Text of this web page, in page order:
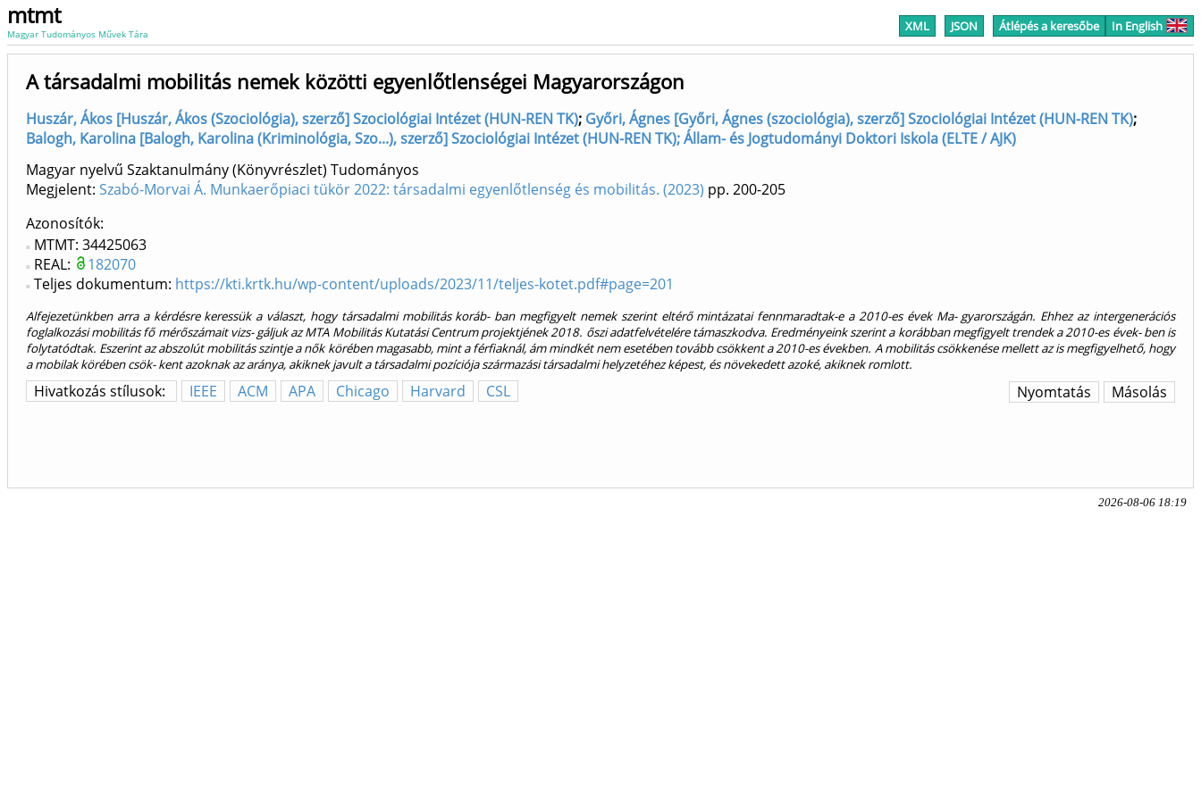
mtmt
Magyar Tudományos Művek Tára XML JSON Átlépés a keresőbe In English
A társadalmi mobilitás nemek közötti egyenlőtlenségei Magyarországon
Huszár, Ákos [Huszár, Ákos (Szociológia), szerző] Szociológiai Intézet (HUN-REN TK); Győri, Ágnes [Győri, Ágnes (szociológia), szerző] Szociológiai Intézet (HUN-REN TK);
Balogh, Karolina [Balogh, Karolina (Kriminológia, Szo...), szerző] Szociológiai Intézet (HUN-REN TK); Állam- és Jogtudományi Doktori Iskola (ELTE / AJK)
Magyar nyelvű Szaktanulmány (Könyvrészlet) Tudományos
Megjelent: Szabó-Morvai Á. Munkaerőpiaci tükör 2022: társadalmi egyenlőtlenség és mobilitás. (2023) pp. 200-205
Azonosítók
MTMT: 34425063
REAL:
182070
Teljes dokumentum: https://kti.krtk.hu/wp-content/uploads/2023/11/teljes-kotet.pdf#page=201
Alfejezetünkben arra a kérdésre keressük a választ, hogy társadalmi mobilitás koráb- ban megfigyelt nemek szerint eltérő mintázatai fennmaradtak-e a 2010-es évek Ma- gyarországán. Ehhez az intergenerációs
foglalkozási mobilitás fő mérőszámait vizs- gáljuk az MTA Mobilitás Kutatási Centrum projektjének 2018. őszi adatfelvételére támaszkodva. Eredményeink szerint a korábban megfigyelt trendek a 2010-es évek- ben is
folytatódtak. Eszerint az abszolút mobilitás szintje a nők körében magasabb, mint a férfiaknál, ám mindkét nem esetében tovább csökkent a 2010-es években. A mobilitás csökkenése mellett az is megfigyelhető, hogy
a mobilak körében csök- kent azoknak az aránya, akiknek javult a társadalmi pozíciója származási társadalmi helyzetéhez képest, és növekedett azoké, akiknek romlott.
Hivatkozás stílusok: IEEE ACM APA Chicago Harvard CSL Másolás
Nyomtatás
2026-08-06 18:19